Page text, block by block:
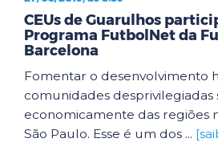
CEUs de Guarulhos
Programa FutbolNet da
Barcelona
Fomentar o desenvolvimento
comunidades desprivilegiadas
economicamente das regiões
São Paulo. Esse é um dos ...